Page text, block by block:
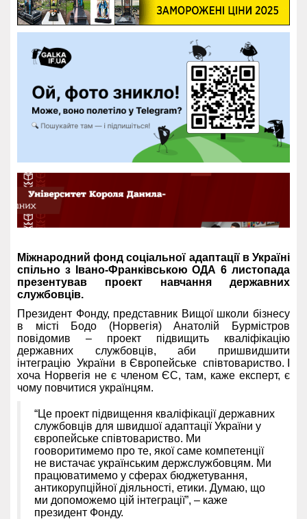
Міжнародний фонд соціальної адаптації в Україні
спільно з Івано-Франківською ОДА 6 листопада
презентував проект навчання державних
службовців.
Президент Фонду, представник Вищої школи бізнесу
в місті Бодо (Норвегія) Анатолій Бурмістров
повідомив – проект підвищить кваліфікацію
державних службовців, аби пришвидшити
інтеграцію України в Європейське співтовариство. І
хоча Норвегія не є членом ЄС, там, каже експерт, є
чому повчитися українцям.
“Це проект підвищення кваліфікації державних
службовців для швидшої адаптації України у
європейське співтовариство. Ми
гооворитимемо про те, якої саме компетенції
не вистачає українським держслужбовцям. Ми
працюватимемо у сферах бюджетування,
антикорупційної діяльності, етики. Думаю, що
ми допоможемо цій інтеграції”, – каже
президент Фонду.